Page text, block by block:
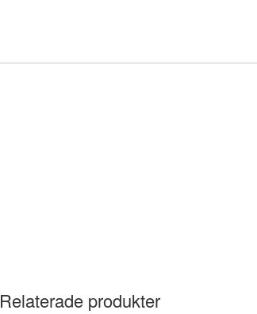
Relaterade produkter